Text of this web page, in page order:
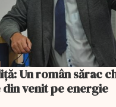
Un român sărac
venit pe energie